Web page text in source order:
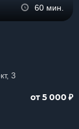
60 мин.
3
от 5 000 ₽